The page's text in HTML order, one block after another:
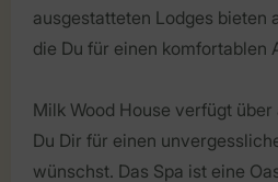
ausgestatteten Lodges bieten
die Du für einen komfortablen
Milk Wood House verfügt
Du Dir für einen
wünschst. Das Spa ist eine